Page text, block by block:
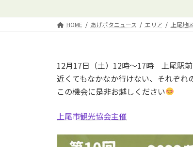
HOME あげポタニュース エリア 上尾地区
12月17日（土）12時～17時 上尾駅
近くてもなかなか行けない、それぞれ
この機会に是非お越しください
上尾市観光協会主催